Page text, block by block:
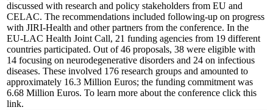
discussed with research and policy stakeholders from EU and
CELAC. The recommendations included following-up on progress
with JIRI-Health and other partners from the conference. In the
EU-LAC Health Joint Call, 21 funding agencies from 19 different
countries participated. Out of 46 proposals, 38 were eligible with
14 focusing on neurodegenerative disorders and 24 on infectious
diseases. These involved 176 research groups and amounted to
approximately 16.3 Million Euros; the funding commitment was
6.68 Million Euros. To learn more about the conference click this
link.